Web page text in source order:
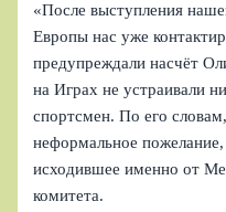
«После выступления
Европы нас уже
предупреждали насчёт
на Играх не устраивали
спортсмен. По его
неформальное
исходившее именно от
комитета.